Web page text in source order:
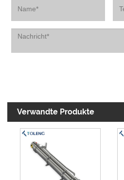
Verwandte Produkte